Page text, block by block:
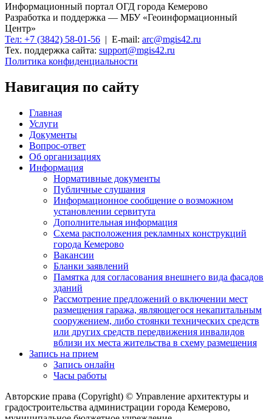
Информационный портал ОГД города Кемерово
Разработка и поддержка — МБУ «Геоинформационный
Центр»
Тел: +7 (3842) 58-01-56 | E-mail: arc@mgis42.ru
Тех. поддержка сайта: support@mgis42.ru
Политика конфиденциальности
Навигация по сайту
Главная
Услуги
Документы
Вопрос-ответ
Об организациях
Информация
Нормативные документы
Публичные слушания
Информационное сообщение о возможном
установлении сервитута
Дополнительная информация
Схема расположения рекламных конструкций
города Кемерово
Вакансии
Бланки заявлений
Памятка для согласования внешнего вида фасадов
зданий
Рассмотрение предложений о включении мест
размещения гаража, являющегося некапитальным
сооружением, либо стоянки технических средств
или других средств передвижения инвалидов
вблизи их места жительства в схему размещения
Запись на прием
Запись онлайн
Часы работы
Авторские права (Copyright) © Управление архитектуры и
градостроительства администрации города Кемерово,